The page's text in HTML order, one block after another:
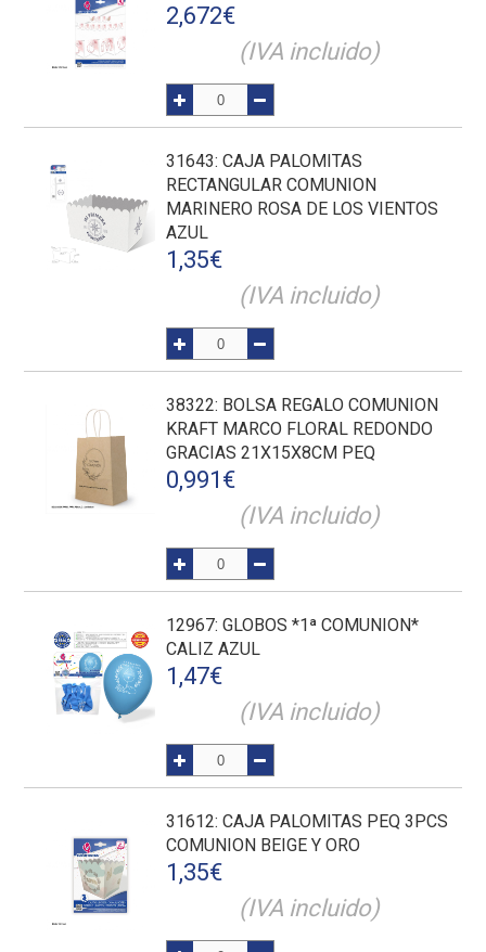
2,672€
(IVA incluido)
31643: CAJA PALOMITAS
RECTANGULAR COMUNION
MARINERO ROSA DE LOS VIENTOS
AZUL
1,35€
(IVA incluido)
38322: BOLSA REGALO COMUNION
KRAFT MARCO FLORAL REDONDO
GRACIAS 21X15X8CM PEQ
0,991 €
(IVA incluido)
12967: GLOBOS *1ª COMUNION*
CALIZ AZUL
1,47€
(IVA incluido)
31612: CAJA PALOMITAS PEQ 3PCS
COMUNION BEIGE Y ORO
1,35€
(IVA incluido)